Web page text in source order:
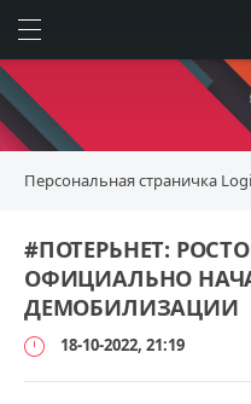
Персональная страничка
#ПОТЕРЬНЕТ:
ОФИЦИАЛЬНО
ДЕМОБИЛИЗАЦИИ
18-10-2022, 21:19